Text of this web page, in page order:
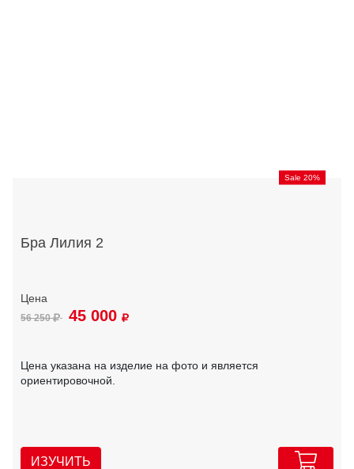
Sale 20%
Бра Лилия 2
56 250 45 000
Цена указана на изделие на фото и является
ориентировочной.
ИЗУЧИТЬ